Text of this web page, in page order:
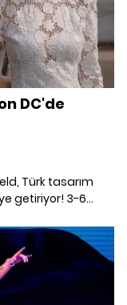
DC'de
Türk tasarım
getiriyor! 3-6
altına alıyor.